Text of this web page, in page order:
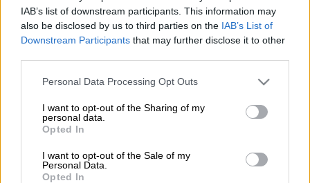
IAB’s list of downstream participants. This information may
also be disclosed by us to third parties on the IAB’s List of
Downstream Participants that may further disclose it to other
Please note that this website/app uses one or more Google
not limited to your visit or usage behaviour. You may click to
grant or deny consent to Google and its third-party tags to
use your data for below specified purposes in below Google
consent section.
Personal Data Processing Opt Outs
I want to opt-out of the Sharing of my
personal data.
Opted In
I want to opt-out of the Sale of my
Personal Data.
Opted In
Αναστάτωσήεπικράτησε στο Παλιούρι της
Χαλκιδικής, καθώς αυτοκίνητοξέφυγε από
προσπάθησε νααποφύγειάλλο όχημα που
επιχειρούσε προσπέραση.
halkidikipolitikiεπτά άτομα που περίμεναν
στη στάση τραυματίστηκαν